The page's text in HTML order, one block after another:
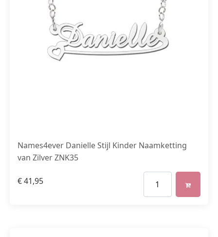
Names4ever Danielle Stijl Kinder Naamketting
van Zilver ZNK35
€41,95